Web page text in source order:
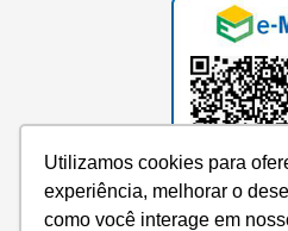
Utilizamos cookies para
experiência, melhorar o
como você interage em